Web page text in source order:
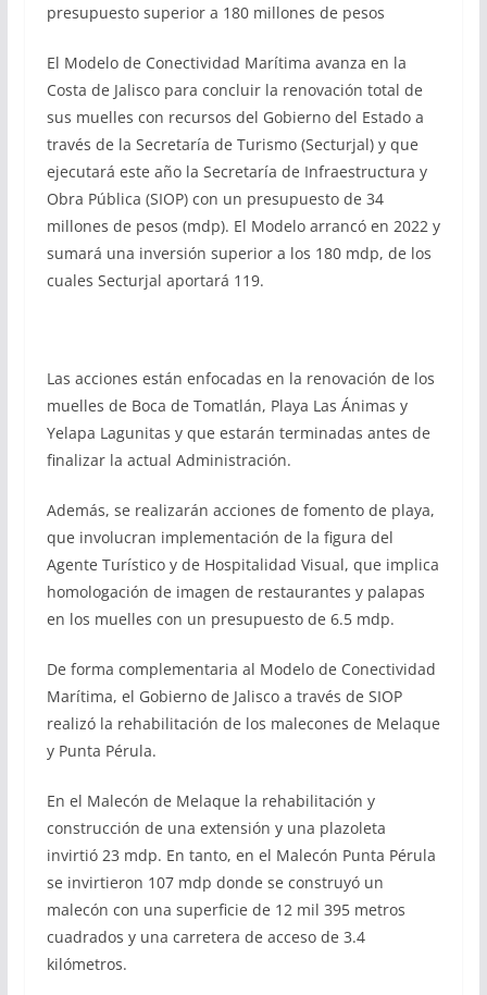
presupuesto superior a 180 millones de pesos
El Modelo de Conectividad Marítima avanza en la
Costa de Jalisco para concluir la renovación total de
sus muelles con recursos del Gobierno del Estado a
través de la Secretaría de Turismo (Secturjal) y que
ejecutará este año la Secretaría de Infraestructura y
Obra Pública (SIOP) con un presupuesto de 34
millones de pesos (mdp). El Modelo arrancó en 2022 y
sumará una inversión superior a los 180 mdp, de los
cuales Secturjal aportará 119.
Las acciones están enfocadas en la renovación de los
muelles de Boca de Tomatlán, Playa Las Ánimas y
Yelapa Lagunitas y que estarán terminadas antes de
finalizar la actual Administración.
Además, se realizarán acciones de fomento de playa,
que involucran implementación de la figura del
Agente Turístico y de Hospitalidad Visual, que implica
homologación de imagen de restaurantes y palapas
en los muelles con un presupuesto de 6.5 mdp.
De forma complementaria al Modelo de Conectividad
Marítima, el Gobierno de Jalisco a través de SIOP
realizó la rehabilitación de los malecones de Melaque
y Punta Pérula.
En el Malecón de Melaque la rehabilitación y
construcción de una extensión y una plazoleta
invirtió 23 mdp. En tanto, en el Malecón Punta Pérula
se invirtieron 107 mdp donde se construyó un
malecón con una superficie de 12 mil 395 metros
cuadrados y una carretera de acceso de 3.4
kilómetros.